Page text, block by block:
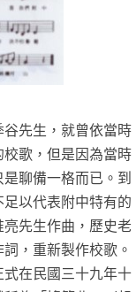
先生，就曾依當時
歌，但是因為當時
聊備一格而已。到
以代表附中特有的
先生作曲，歷史老
，重新製作校歌。
在民國三十九年十